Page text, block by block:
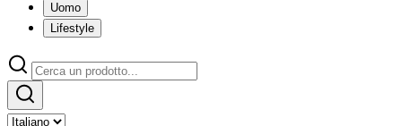
Uomo
Lifestyle